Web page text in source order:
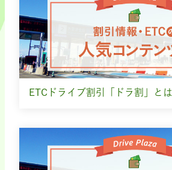
ETCドライブ割引「ドラ割」とは